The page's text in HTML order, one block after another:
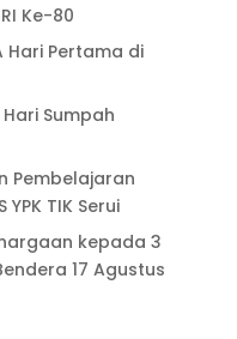
Ke-80
Hari Pertama di
Hari Sumpah
Pembelajaran
TIK Serui
kepada 3
17 Agustus